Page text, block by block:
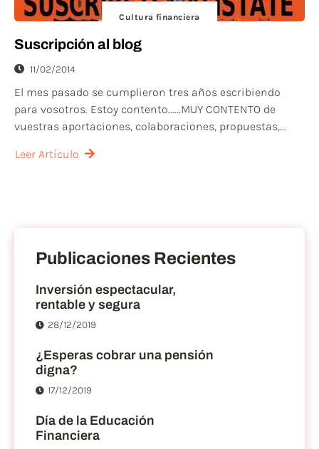
Cultura financiera
Suscripción al blog
11/02/2014
El mes pasado se cumplieron tres años escribiendo
para vosotros. Estoy contento......MUY CONTENTO de
vuestras aportaciones, colaboraciones, propuestas,...
Leer Artículo
Publicaciones Recientes
Inversión espectacular,
rentable y segura
28/12/2019
¿Esperas cobrar una pensión
digna?
17/12/2019
Día de la Educación
Financiera